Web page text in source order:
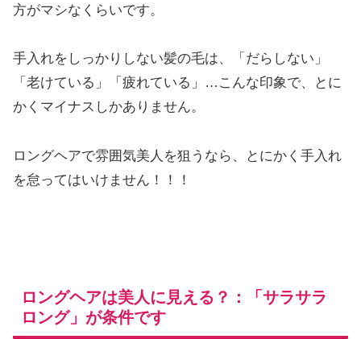
方がマシなくらいです。
手入れをしっかりしない髪の毛は、「だらしない」
「老けている」「疲れている」…こんな印象で、とに
かくマイナスしかありません。
ロングヘアで雰囲気美人を狙うなら、とにかく手入れ
を怠ってはいけません！！！
ロングヘアは美人に見える？：「サラサラ
ロング」が条件です